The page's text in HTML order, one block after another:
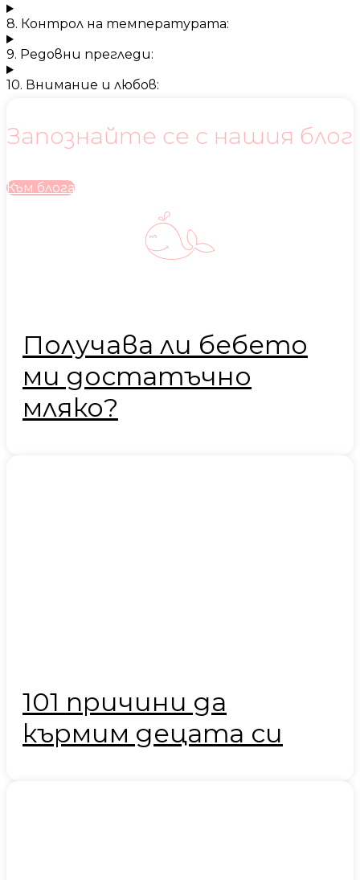
8. Контрол на температурата:
9. Редовни прегледи:
10. Внимание и любов:
Запознайте се с нашия блог
Към блога
Получава ли бебето
ми достатъчно
мляко?
101 причини да
кърмим децата си